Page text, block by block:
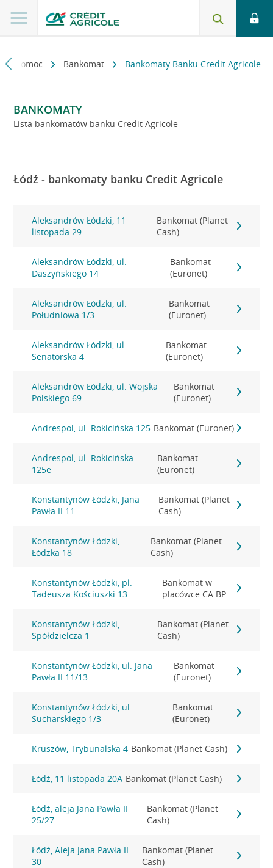
i pomoc Bankomat Bankomaty Banku Credit Agricole
BANKOMATY
Lista bankomatów banku Credit Agricole
Łódź - bankomaty banku Credit Agricole
Aleksandrów Łódzki, 11
listopada 29
Bankomat (Planet
Cash)
Aleksandrów Łódzki, ul.
Daszyńskiego 14
Bankomat
(Euronet)
Aleksandrów Łódzki, ul.
Południowa 1/3
Bankomat
(Euronet)
Aleksandrów Łódzki, ul.
Senatorska 4
Bankomat
(Euronet)
Aleksandrów Łódzki, ul. Wojska
Polskiego 69
Bankomat
(Euronet)
Andrespol, ul. Rokicińska 125 Bankomat (Euronet)
Andrespol, ul. Rokicińska
125e
Bankomat
(Euronet)
Konstantynów Łódzki, Jana
Pawła II 11
Bankomat (Planet
Cash)
Konstantynów Łódzki,
Łódzka 18
Bankomat (Planet
Cash)
Konstantynów Łódzki, pl.
Tadeusza Kościuszki 13
Bankomat w
placówce CA BP
Konstantynów Łódzki,
Spółdzielcza 1
Bankomat (Planet
Cash)
Konstantynów Łódzki, ul. Jana
Pawła II 11/13
Bankomat
(Euronet)
Konstantynów Łódzki, ul.
Sucharskiego 1/3
Bankomat
(Euronet)
Kruszów, Trybunalska 4 Bankomat (Planet Cash)
Łódź, 11 listopada 20A Bankomat (Planet Cash)
Łódź, aleja Jana Pawła II
25/27
Bankomat (Planet
Cash)
Łódź, Aleja Jana Pawła II
30
Bankomat (Planet
Cash)